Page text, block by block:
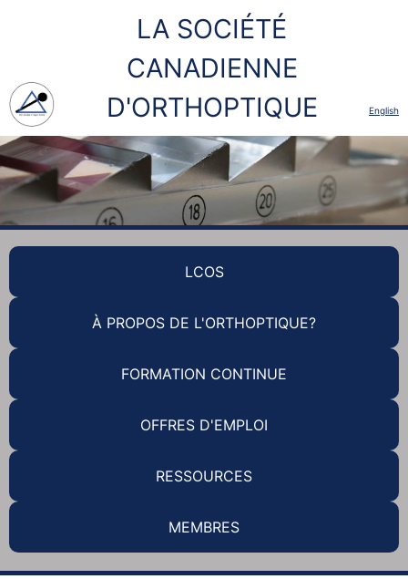
LA SOCIÉTÉ
CANADIENNE
D'ORTHOPTIQUE
English
LCOS
À PROPOS DE L'ORTHOPTIQUE?
FORMATION CONTINUE
OFFRES D'EMPLOI
RESSOURCES
MEMBRES